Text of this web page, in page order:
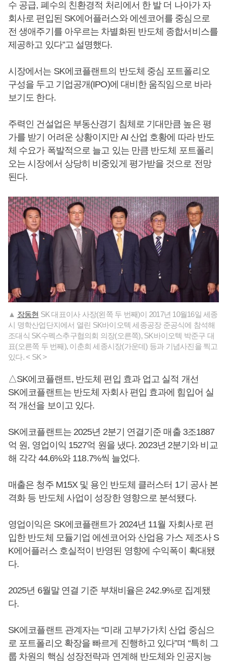
수 공급, 폐수의 친환경적 처리에서 한 발 더 나아가 자
회사로 편입된 SK에어플러스와 에센코어를 중심으로
전 생애주기를 아우르는 차별화된 반도체 종합서비스를
제공하고 있다”고 설명했다.
시장에서는 SK에코플랜트의 반도체 중심 포트폴리오
구성을 두고 기업공개(IPO)에 대비한 움직임으로 바라
보기도 한다.
주력인 건설업은 부동산경기 침체로 기대만큼 높은 평
가를 받기 어려운 상황이지만 AI 산업 호황에 따라 반도
체 수요가 폭발적으로 늘고 있는 만큼 반도체 포트폴리
오는 시장에서 상당히 비중있게 평가받을 것으로 전망
된다.
▲ 장동현 SK 대표이사 사장(왼쪽 두 번째)이 2017년 10월16일 세종
시 명학산업단지에서 열린 SK바이오텍 세종공장 준공식에 참석해
조대식 SK수펙스추구협의회 의장(오른쪽), SK바이오텍 박준구 대
표(오른쪽 두 번째), 이춘희 세종시장(가운데) 등과 기념사진을 찍고
있다. < SK >
△SK에코플랜트, 반도체 편입 효과 업고 실적 개선
SK에코플랜트는 반도체 자회사 편입 효과에 힘입어 실
적 개선을 보이고 있다.
SK에코플랜트는 2025년 2분기 연결기준 매출 3조1887
억 원, 영업이익 1527억 원을 냈다. 2023년 2분기와 비교
해 각각 44.6%와 118.7%씩 늘었다.
매출은 청주 M15X 및 용인 반도체 클러스터 1기 공사 본
격화 등 반도체 사업이 성장한 영향으로 분석됐다.
영업이익은 SK에코플랜트가 2024년 11월 자회사로 편
입한 반도체 모듈기업 에센코어와 산업용 가스 제조사 S
K에어플러스 호실적이 반영된 영향에 수익폭이 확대됐
다.
2025년 6월말 연결 기준 부채비율은 242.9%로 집계됐
다.
SK에코플랜트 관계자는 “미래 고부가가치 산업 중심으
로 포트폴리오 확장을 빠르게 진행하고 있다”며 “특히 그
룹 차원의 핵심 성장전략과 연계해 반도체와 인공지능